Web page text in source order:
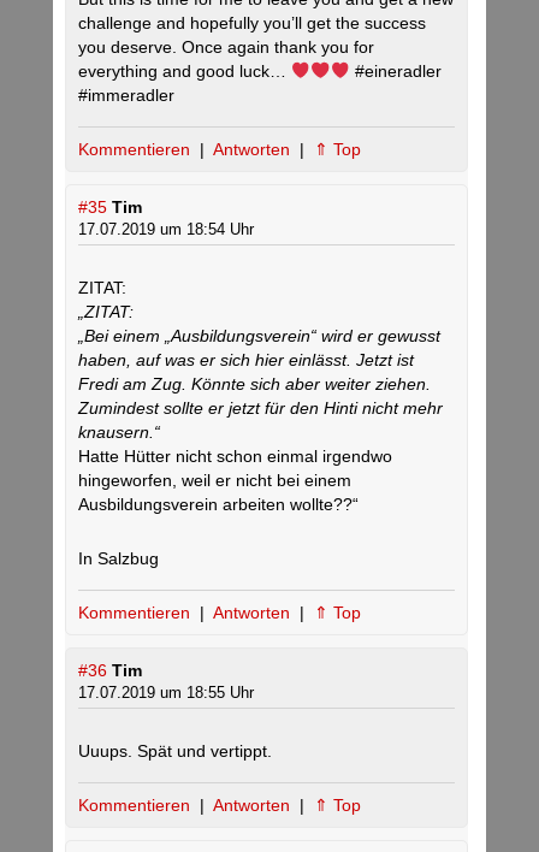
challenge and hopefully you’ll get the success
you deserve. Once again thank you for
everything and good luck…
#eineradler
#immeradler
Kommentieren | Antworten | ⇑ Top
#35 Tim
17.07.2019 um 18:54 Uhr
ZITAT:
„ZITAT:
„Bei einem „Ausbildungsverein“ wird er gewusst
haben, auf was er sich hier einlässt. Jetzt ist
Fredi am Zug. Könnte sich aber weiter ziehen.
Zumindest sollte er jetzt für den Hinti nicht mehr
knausern.“
Hatte Hütter nicht schon einmal irgendwo
hingeworfen, weil er nicht bei einem
Ausbildungsverein arbeiten wollte??“
In Salzbug
Kommentieren | Antworten | ⇑ Top
#36 Tim
17.07.2019 um 18:55 Uhr
Uuups. Spät und vertippt.
Kommentieren | Antworten | ⇑ Top